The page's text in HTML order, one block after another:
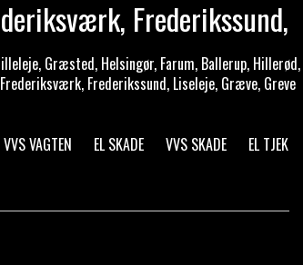
Frederikssund,
Græsted, Helsingør, Farum, Ballerup, Hillerød,
Frederikssund, Liseleje, Græve, Greve
VAGTEN EL SKADE VVS SKADE
EL TJEK